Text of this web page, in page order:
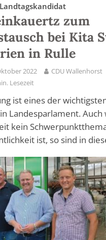
zum
bei Kita
in Rulle
2022
CDU Wallenhorst
Lesezeit
ist eines der
Landesparlament. Auch
kein
ist, so sind in